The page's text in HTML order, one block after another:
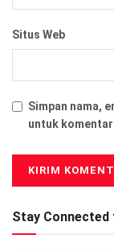
Situs Web
Simpan nama,
untuk
Stay